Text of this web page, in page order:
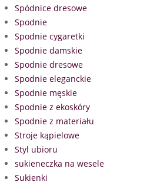
Spódnice dresowe
Spodnie
Spodnie cygaretki
Spodnie damskie
Spodnie dresowe
Spodnie eleganckie
Spodnie męskie
Spodnie z ekoskóry
Spodnie z materiału
Stroje kąpielowe
Styl ubioru
sukieneczka na wesele
Sukienki